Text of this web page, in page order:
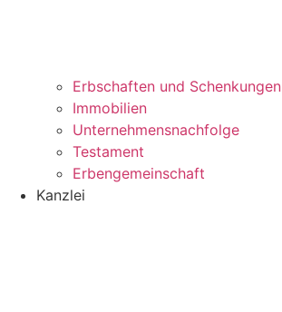
Erbschaften und Schenkungen
Immobilien
Unternehmensnachfolge
Testament
Erbengemeinschaft
Kanzlei